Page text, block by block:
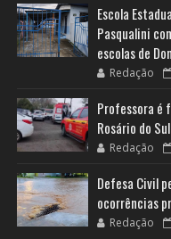
Escola
Pasqualini
escolas de
Redação
Professora é
Rosário do Sul
Redação
Defesa Civil
ocorrências
Redação